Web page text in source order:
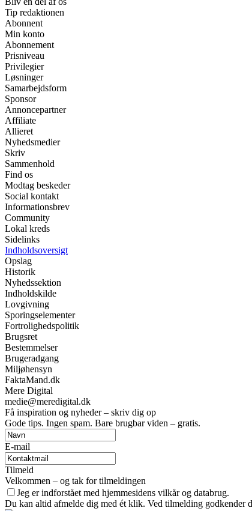
Tip redaktionen
Abonnent
Min konto
Abonnement
Prisniveau
Privilegier
Løsninger
Samarbejdsform
Sponsor
Annoncepartner
Affiliate
Allieret
Nyhedsmedier
Skriv
Sammenhold
Find os
Modtag beskeder
Social kontakt
Informationsbrev
Community
Lokal kreds
Sidelinks
Indholdsoversigt
Opslag
Historik
Nyhedssektion
Indholdskilde
Lovgivning
Sporingselementer
Fortrolighedspolitik
Brugsret
Bestemmelser
Brugeradgang
Miljøhensyn
FaktaMand.dk
Mere Digital
medie@meredigital.dk
Få inspiration og nyheder – skriv dig op
Gode tips. Ingen spam. Bare brugbar viden – gratis.
E-mail
Tilmeld
Velkommen – og tak for tilmeldingen
Jeg er indforstået med hjemmesidens vilkår og databrug.
Du kan altid afmelde dig med ét klik. Ved tilmelding godkender